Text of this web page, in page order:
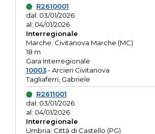
R2610001
dal: 03/01/2026
al: 04/01/2026
Interregionale
Marche: Civitanova Marche (MC)
18 m
Gara Interregionale
10003- Arcieri Civitanova
Tagliaferri, Gabriele
R2611001
dal: 03/01/2026
al: 04/01/2026
Interregionale
Umbria: Città di Castello (PG)